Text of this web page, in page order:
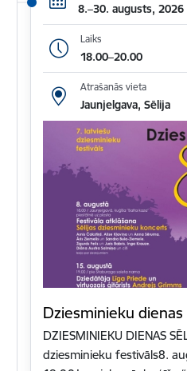
8.–30. augusts, 2026
Laiks
18.00–20.00
Atrašanās vieta
Jaunjelgava, Sēlija
Dziesminieku dienas
DZIESMINIEKU DIENAS
dziesminieku festivāls8.